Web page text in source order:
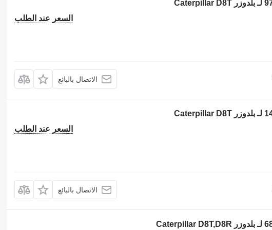
السعر عند الطلب
الاتصال بالبائع
السعر عند الطلب
الاتصال بالبائع